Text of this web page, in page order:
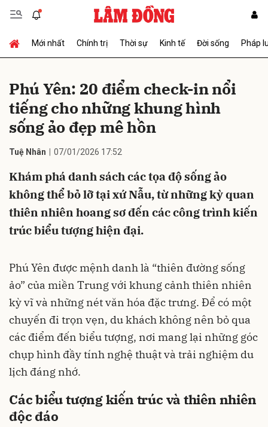
Mới nhất Chính trị Thời sự Kinh tế Đời sống Pháp
Phú Yên: 20 điểm check-in nổi
tiếng cho những khung hình
sống ảo đẹp mê hồn
Tuệ Nhân 07/01/2026 17:52
Khám phá danh sách các tọa độ sống ảo
không thể bỏ lỡ tại xứ Nẫu, từ những kỳ quan
thiên nhiên hoang sơ đến các công trình kiến
trúc biểu tượng hiện đại.
Phú Yên được mệnh danh là “thiên đường sống
ảo” của miền Trung với khung cảnh thiên nhiên
kỳ vĩ và những nét văn hóa đặc trưng. Để có một
chuyến đi trọn vẹn, du khách không nên bỏ qua
các điểm đến biểu tượng, nơi mang lại những góc
chụp hình đầy tính nghệ thuật và trải nghiệm du
lịch đáng nhớ.
Các biểu tượng kiến trúc và thiên nhiên
độc đáo
Gửi bình luận
Hủy